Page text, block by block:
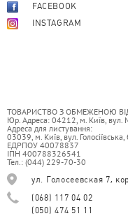
FACEBOOK
INSTAGRAM
ТОВАРИСТВО З ОБМЕЖЕНОЮ
Юр. Адреса: 04212, м. Київ,
Адреса для листування:
03039, м. Київ, вул.
ЕДРПОУ 40078837
ІПН 400788326541
Тел.: (044) 229-70-30
ул. Голосеевская 7,
(068) 117 04 02
(050) 474 51 11